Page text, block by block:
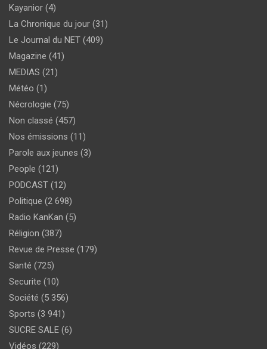
Kayanior (4)
La Chronique du jour (31)
Le Journal du NET (409)
Magazine (41)
MEDIAS (21)
Météo (1)
Nécrologie (75)
Non classé (457)
Nos émissions (11)
Parole aux jeunes (3)
People (121)
PODCAST (12)
Politique (2 698)
Radio KanKan (5)
Réligion (387)
Revue de Presse (179)
Santé (725)
Securite (10)
Société (5 356)
Sports (3 941)
SUCRE SALE (6)
Vidéos (229)